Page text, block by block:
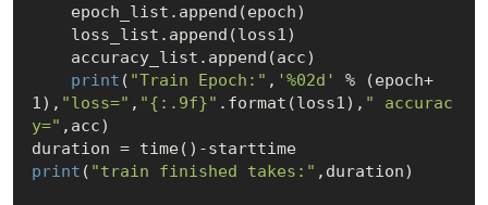
print ( "Train Epoch:" , '%02d'
% (epoch+
1), "loss=" , "{:.9f}" .format(loss1), " accurac
y=" ,acc)
duration = time()-starttime
print ( "train finished takes:" ,duration)